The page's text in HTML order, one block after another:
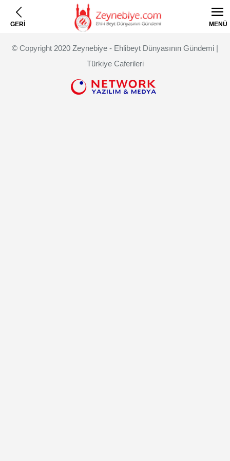
GERİ MENÜ
© Copyright 2020 Zeynebiye - Ehlibeyt Dünyasının Gündemi |
Türkiye Caferileri